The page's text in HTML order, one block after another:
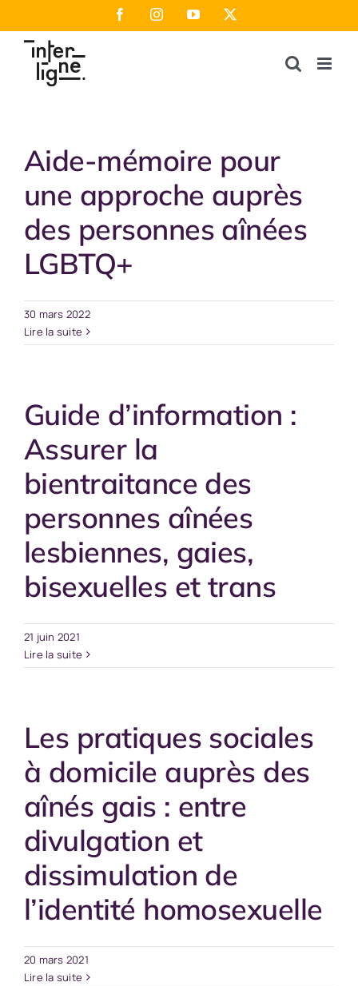
au
contenu
FacebookInstagramYouTube
Aide-mémoire pour
une approche auprès
des personnes aînées
LGBTQ+
30 mars 2022
Lire la suite
Guide d’information :
Assurer la
bientraitance des
personnes aînées
lesbiennes, gaies,
bisexuelles et trans
21 juin 2021
Lire la suite
Les pratiques sociales
à domicile auprès des
aînés gais : entre
divulgation et
dissimulation de
l’identité homosexuelle
20 mars 2021
Lire la suite